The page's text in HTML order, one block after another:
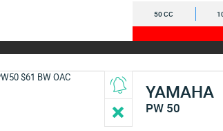
50 CC
YAMAHA
PW 50